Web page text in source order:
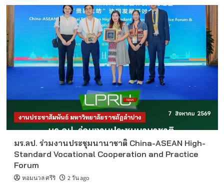
งานประชาสัมพันธ์ มหาวิทยาลัยราชภัฏลำปาง
มร.ลป. ร่วมงานประชุมนานาชาติ China-ASEAN High-
Standard Vocational Cooperation and Practice
Forum
หอมนวล ศรีริ 2 วัน ago